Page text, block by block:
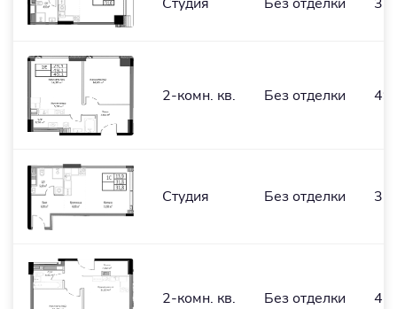
2-комн. кв. Без отделки
Студия Без отделки
2-комн. кв. Без отделки